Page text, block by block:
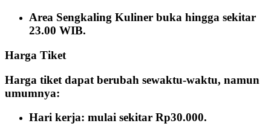
Area Sengkaling Kuliner buka hingga sekitar
23.00 WIB.
Harga Tiket
Harga tiket dapat berubah sewaktu-waktu, namun
umumnya:
Hari kerja: mulai sekitar Rp30.000.